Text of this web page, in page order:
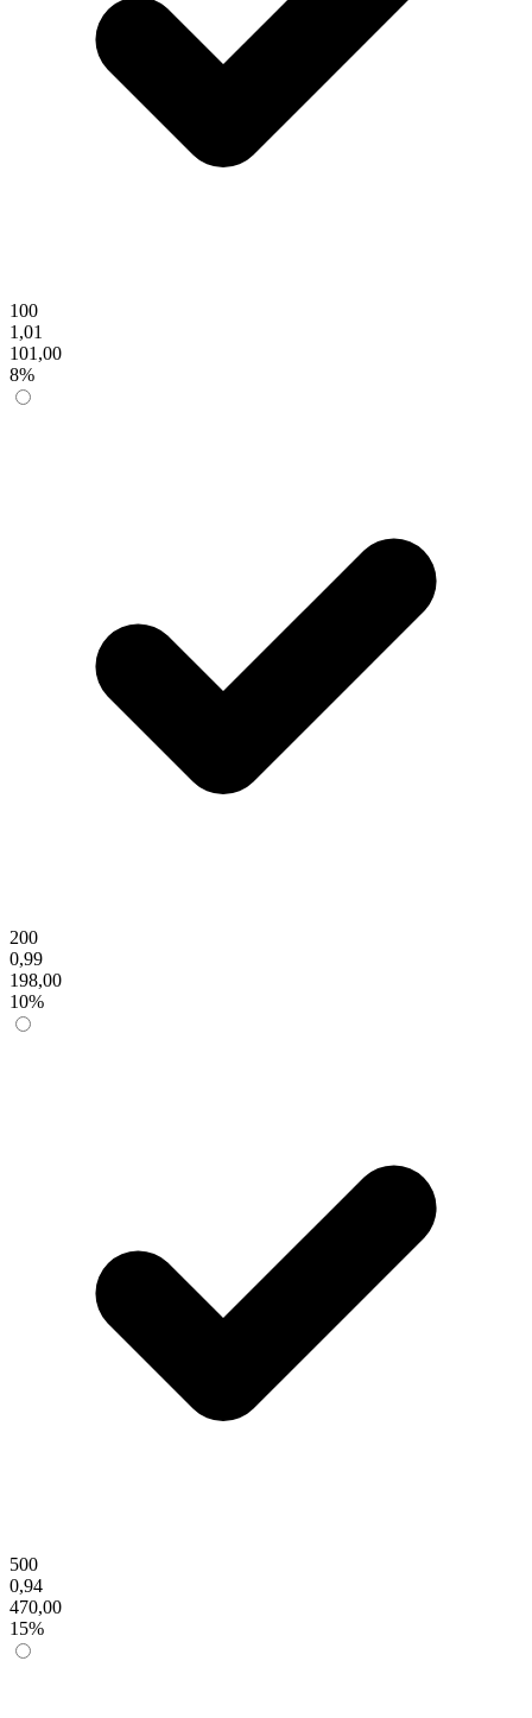
100
1,01
101,00
8%
200
0,99
198,00
10%
500
0,94
470,00
15%